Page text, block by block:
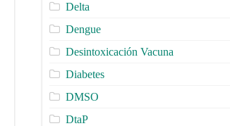
Delta
Dengue
Desintoxicación Vacuna
Diabetes
DMSO
DtaP